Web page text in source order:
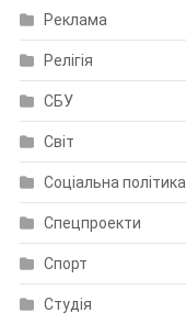
Реклама
Релігія
СБУ
Світ
Соціальна політика
Спецпроекти
Спорт
Студія